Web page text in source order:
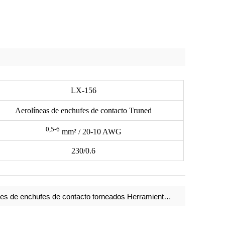
LX-156
Aerolíneas de enchufes de contacto Truned
0,5-6 mm²/ 20-10 AWG
230/0.6
de enchufes de contacto torneados Herramientas de crimpado AN-156